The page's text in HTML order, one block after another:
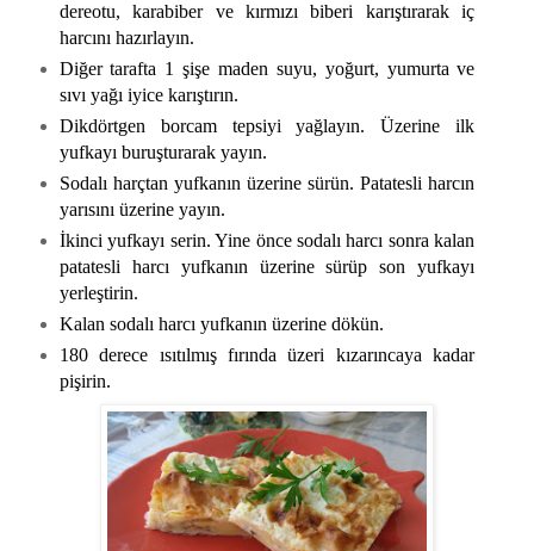
dereotu, karabiber ve kırmızı biberi karıştırarak iç
harcını hazırlayın.
Diğer tarafta 1 şişe maden suyu, yoğurt, yumurta ve
sıvı yağı iyice karıştırın.
Dikdörtgen borcam tepsiyi yağlayın. Üzerine ilk
yufkayı buruşturarak yayın.
Sodalı harçtan yufkanın üzerine sürün. Patatesli harcın
yarısını üzerine yayın.
İkinci yufkayı serin. Yine önce sodalı harcı sonra kalan
patatesli harcı yufkanın üzerine sürüp son yufkayı
yerleştirin.
Kalan sodalı harcı yufkanın üzerine dökün.
180 derece ısıtılmış fırında üzeri kızarıncaya kadar
pişirin.